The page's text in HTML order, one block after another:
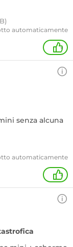
automaticamente
+
senza alcuna
automaticamente
+